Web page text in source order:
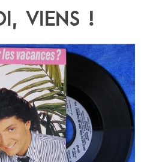
VIENS !